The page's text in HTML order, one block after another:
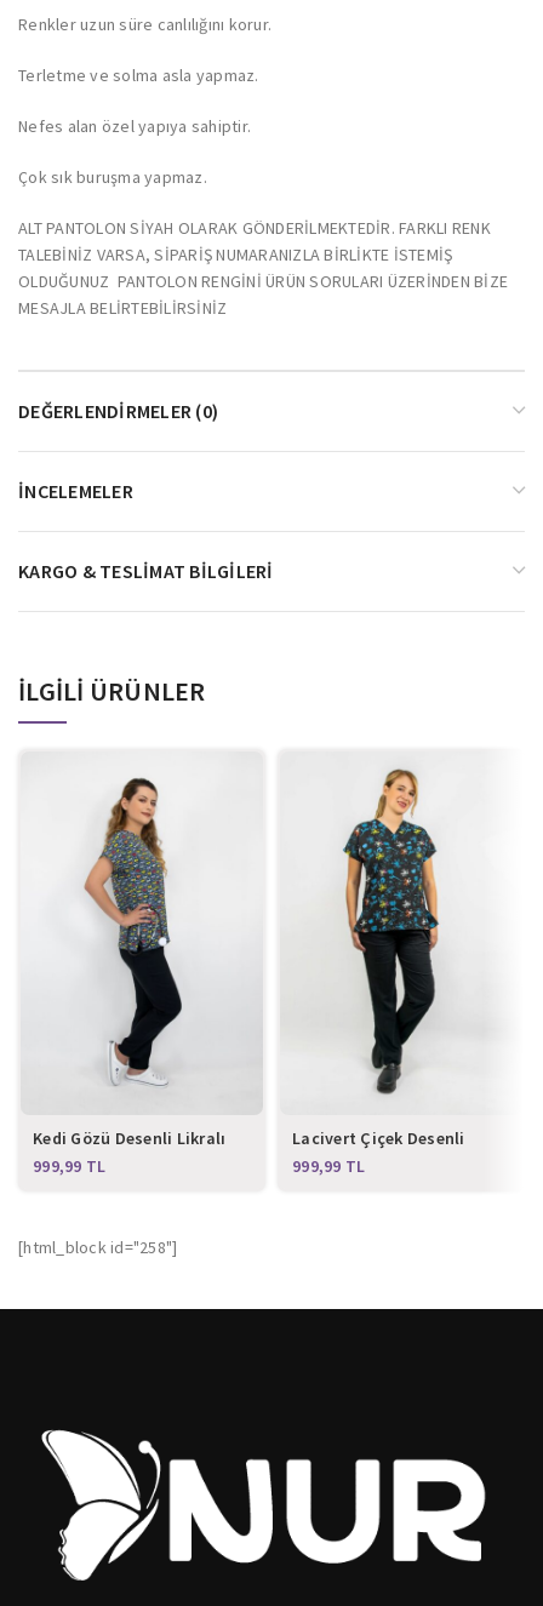
Renkler uzun süre canlılığını korur.
Terletme ve solma asla yapmaz.
Nefes alan özel yapıya sahiptir.
Çok sık buruşma yapmaz.
ALT PANTOLON SİYAH OLARAK GÖNDERİLMEKTEDİR. FARKLI RENK
TALEBİNİZ VARSA, SİPARİŞ NUMARANIZLA BİRLİKTE İSTEMİŞ
OLDUĞUNUZ PANTOLON RENGİNİ ÜRÜN SORULARI ÜZERİNDEN BİZE
MESAJLA BELİRTEBİLİRSİNİZ
DEĞERLENDIRMELER (0)
İNCELEMELER
KARGO & TESLIMAT BILGILERI
İLGILI ÜRÜNLER
Kedi Gözü Desenli Likralı
Alt Üst Takım
TL
Lacivert Çiçek Desenli
Likralı Alt Üst Takım
TL
[html_block id="258"]